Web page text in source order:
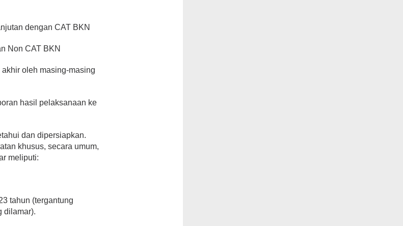
dengan CAT BKN
Non CAT BKN
oleh masing-masing
hasil pelaksanaan ke
dan dipersiapkan.
khusus, secara umum,
meliputi:
tahun (tergantung
dilamar).